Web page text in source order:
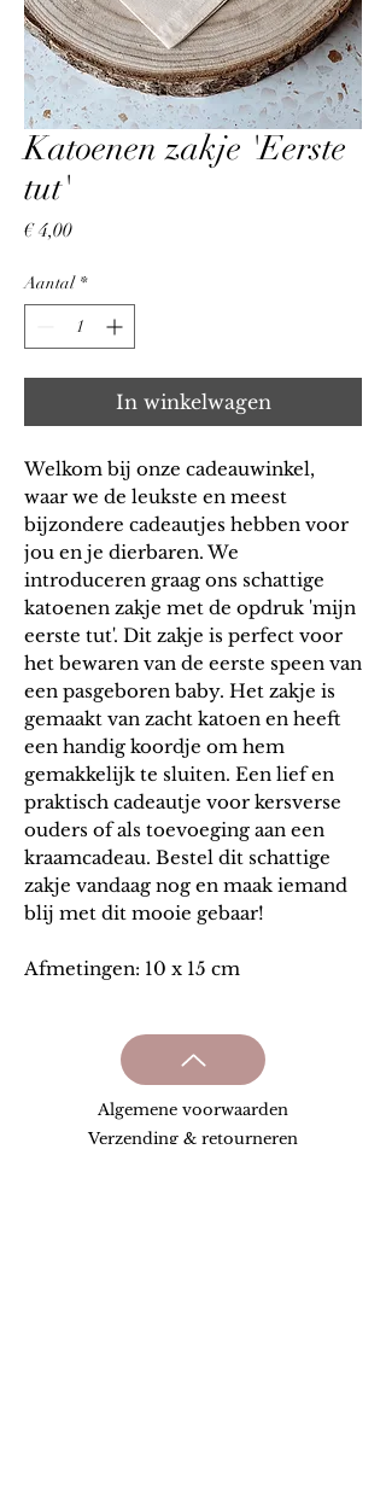
Katoenen zakje 'Eerste
tut'
€ 4,00Prijs
Aantal *
In winkelwagen
Welkom bij onze cadeauwinkel,
waar we de leukste en meest
bijzondere cadeautjes hebben voor
jou en je dierbaren. We
introduceren graag ons schattige
katoenen zakje met de opdruk 'mijn
eerste tut'. Dit zakje is perfect voor
het bewaren van de eerste speen van
een pasgeboren baby. Het zakje is
gemaakt van zacht katoen en heeft
een handig koordje om hem
gemakkelijk te sluiten. Een lief en
praktisch cadeautje voor kersverse
ouders of als toevoeging aan een
kraamcadeau. Bestel dit schattige
zakje vandaag nog en maak iemand
blij met dit mooie gebaar!
Afmetingen: 10 x 15 cm
Algemene voorwaarden
Verzending & retourneren